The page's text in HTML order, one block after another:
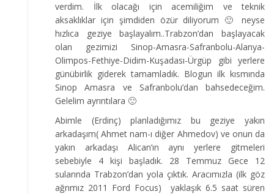
verdim. İlk olacağı için acemiliğim ve teknik
aksaklıklar için şimdiden özür diliyorum 🙂 neyse
hızlıca geziye başlayalım..Trabzon’dan başlayacak
olan gezimizi Sinop-Amasra-Safranbolu-Alanya-
Olimpos-Fethiye-Didim-Kuşadası-Ürgüp gibi yerlere
günübirlik giderek tamamladık. Blogun ilk kısmında
Sinop Amasra ve Safranbolu’dan bahsedeceğim.
Gelelim ayrıntılara 🙂
Abimle (Erdinç) planladığımız bu geziye yakın
arkadaşım( Ahmet nam-ı diğer Ahmedov) ve onun da
yakın arkadaşı Alican’ın aynı yerlere gitmeleri
sebebiyle 4 kişi başladık. 28 Temmuz Gece 12
sularında Trabzon’dan yola çıktık. Aracımızla (ilk göz
ağrımız 2011 Ford Focus) yaklaşık 6.5 saat süren